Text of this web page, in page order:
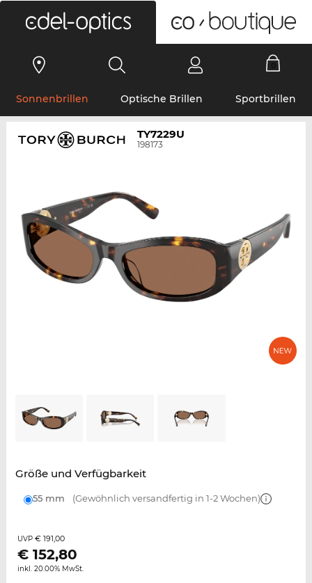
Sonnenbrillen Optische Brillen Sportbrillen
TY7229U
198173
Größe und Verfügbarkeit
55 mm (Gewöhnlich versandfertig in 1-2 Wochen)
UVP € 191,00
€ 152,80
inkl. 20.00% MwSt.